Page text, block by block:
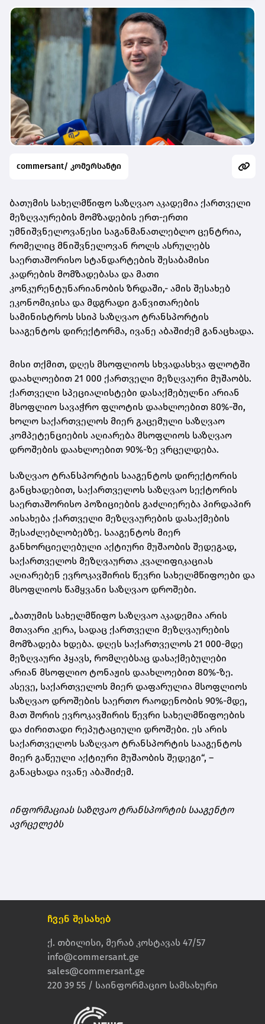
commersant/ კომერსანტი
ბათუმის სახელმწიფო საზღვაო აკადემია ქართველი
მეზღვაურების მომზადების ერთ-ერთი
უმნიშვნელოვანესი საგანმანათლებლო ცენტრია,
რომელიც მნიშვნელოვან როლს ასრულებს
საერთაშორისო სტანდარტების შესაბამისი
კადრების მომზადებასა და მათი
კონკურენტუნარიანობის ზრდაში,- ამის შესახებ
ეკონომიკისა და მდგრადი განვითარების
სამინისტროს სსიპ საზღვაო ტრანსპორტის
სააგენტოს დირექტორმა, ივანე აბაშიძემ განაცხადა.
მისი თქმით, დღეს მსოფლიოს სხვადასხვა ფლოტში
დაახლოებით 21 000 ქართველი მეზღვაური მუშაობს.
ქართველი სპეციალისტები დასაქმებულნი არიან
მსოფლიო სავაჭრო ფლოტის დაახლოებით 80%-ში,
ხოლო საქართველოს მიერ გაცემული საზღვაო
კომპეტენციების აღიარება მსოფლიოს საზღვაო
დროშების დაახლოებით 90%-ზე ვრცელდება.
საზღვაო ტრანსპორტის სააგენტოს დირექტორის
განცხადებით, საქართველოს საზღვაო სექტორის
საერთაშორისო პოზიციების გაძლიერება პირდაპირ
აისახება ქართველი მეზღვაურების დასაქმების
შესაძლებლობებზე. სააგენტოს მიერ
განხორციელებული აქტიური მუშაობის შედეგად,
საქართველოს მეზღვაურთა კვალიფიკაციას
აღიარებენ ევროკავშირის წევრი სახელმწიფოები და
მსოფლიოს წამყვანი საზღვაო დროშები.
„ბათუმის სახელმწიფო საზღვაო აკადემია არის
მთავარი კერა, სადაც ქართველი მეზღვაურების
მომზადება ხდება. დღეს საქართველოს 21 000-მდე
მეზღვაური ჰყავს, რომლებსაც დასაქმებულები
არიან მსოფლიო ტონაჟის დაახლოებით 80%-ზე.
ასევე, საქართველოს მიერ დაფარულია მსოფლიოს
საზღვაო დროშების საერთო რაოდენობის 90%-მდე,
მათ შორის ევროკავშირის წევრი სახელმწიფოების
და ძირითადი რეპუტაციული დროშები. ეს არის
საქართველოს საზღვაო ტრანსპორტის სააგენტოს
მიერ გაწეული აქტიური მუშაობის შედეგი“, –
განაცხადა ივანე აბაშიძემ.
ინფორმაციას საზღვაო ტრანსპორტის სააგენტო
ავრცელებს
ჩვენ შესახებ
ქ. თბილისი, მერაბ კოსტავას 47/57
info@commersant.ge
sales@commersant.ge
220 39 55 / საინფორმაციო სამსახური